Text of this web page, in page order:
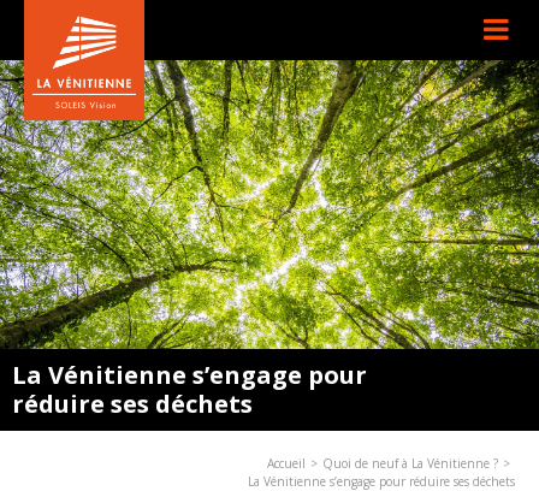
La Vénitienne s’engage pour
réduire ses déchets
Accueil
Quoi de neuf à La Vénitienne ?
La Vénitienne s’engage pour réduire ses déchets